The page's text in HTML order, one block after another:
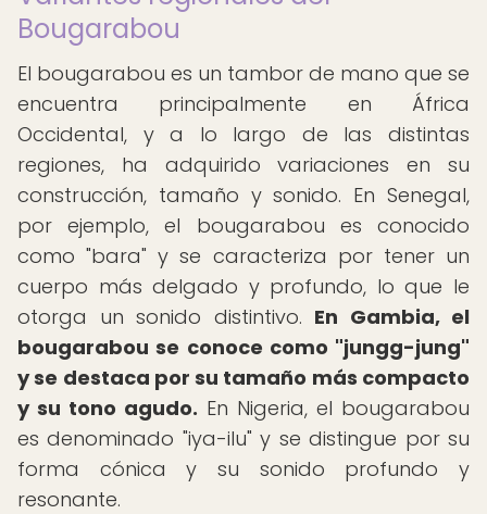
Bougarabou
El bougarabou es un tambor de mano que se
encuentra principalmente en África
Occidental, y a lo largo de las distintas
regiones, ha adquirido variaciones en su
construcción, tamaño y sonido. En Senegal,
por ejemplo, el bougarabou es conocido
como "bara" y se caracteriza por tener un
cuerpo más delgado y profundo, lo que le
otorga un sonido distintivo. En Gambia, el
bougarabou se conoce como "jungg-jung"
y se destaca por su tamaño más compacto
y su tono agudo. En Nigeria, el bougarabou
es denominado "iya-ilu" y se distingue por su
forma cónica y su sonido profundo y
resonante.